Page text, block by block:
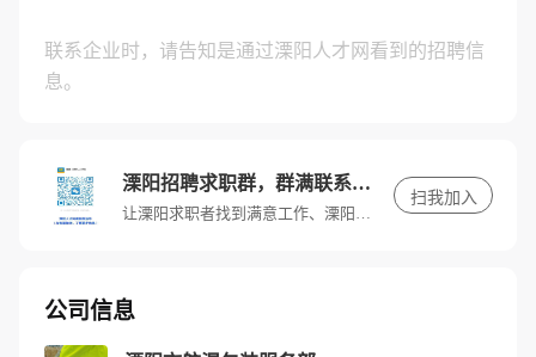
联系企业时，请告知是通过溧阳人才网看到的招聘信
息。
溧阳招聘求职群，群满联系客服进入
让溧阳求职者找到满意工作、溧阳招聘单位找到满意人才。
扫我加入
公司信息